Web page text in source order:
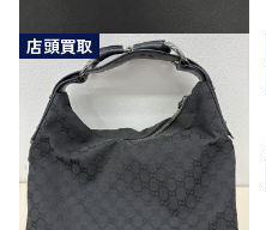
店頭買取